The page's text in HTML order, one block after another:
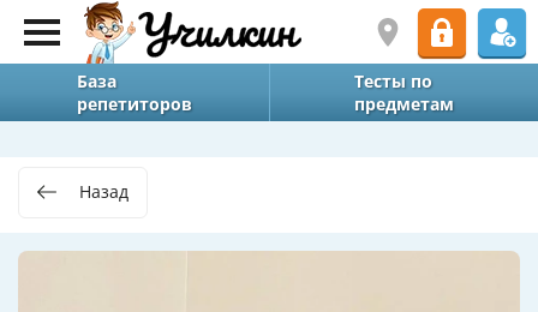
База
репетиторов
Тесты по
предметам
Назад